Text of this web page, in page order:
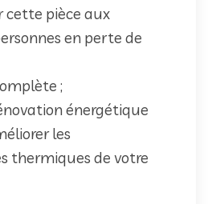
cette pièce aux
en perte de
;
énergétique
les
thermiques de votre